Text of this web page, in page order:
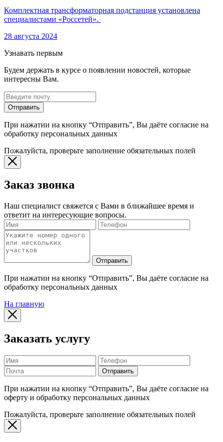
Комплектная трансформаторная подстанция установлена
специалистами «Россетей».
28 августа 2024
Узнавать первым
Будем держать в курсе о появлении новостей, которые
интересны Вам.
Отправить
При нажатии на кнопку “Отправить”, Вы даёте согласие на
обработку персональных данных
Пожалуйста, проверьте заполнение обязательных полей
Заказ звонка
Наш специалист свяжется с Вами в ближайшее время и
ответит на интересующие вопросы.
Отправить
При нажатии на кнопку “Отправить”, Вы даёте согласие на
обработку персональных данных
На главную
Заказать услугу
Отправить
При нажатии на кнопку “Отправить”, Вы даёте согласие на
оферту и обработку персональных данных
Пожалуйста, проверьте заполнение обязательных полей